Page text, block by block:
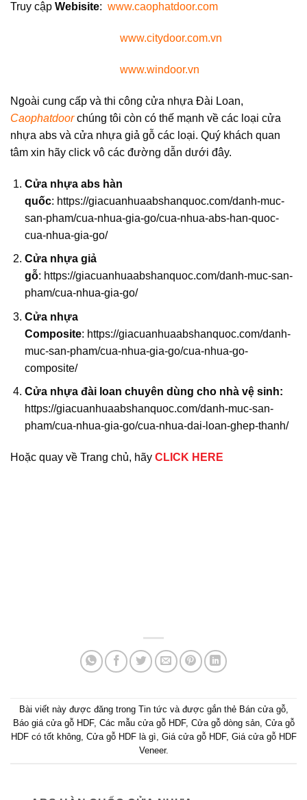
Truy cập Webisite: www.caophatdoor.com
www.citydoor.com.vn
www.windoor.vn
Ngoài cung cấp và thi công cửa nhựa Đài Loan,
Caophatdoor chúng tôi còn có thế mạnh về các loại cửa
nhựa abs và cửa nhựa giả gỗ các loại. Quý khách quan
tâm xin hãy click vô các đường dẫn dưới đây.
Cửa nhựa abs hàn
quốc: https://giacuanhuaabshanquoc.com/danh-muc-
san-pham/cua-nhua-gia-go/cua-nhua-abs-han-quoc-
cua-nhua-gia-go/
Cửa nhựa giả
gỗ: https://giacuanhuaabshanquoc.com/danh-muc-san-
pham/cua-nhua-gia-go/
Cửa nhựa
Composite: https://giacuanhuaabshanquoc.com/danh-
muc-san-pham/cua-nhua-gia-go/cua-nhua-go-
composite/
Cửa nhựa đài loan chuyên dùng cho nhà vệ sinh:
https://giacuanhuaabshanquoc.com/danh-muc-san-
pham/cua-nhua-gia-go/cua-nhua-dai-loan-ghep-thanh/
Hoặc quay về Trang chủ, hãy CLICK HERE
Bài viết này được đăng trong Tin tức và được gắn thẻ Bán cửa gỗ,
Báo giá cửa gỗ HDF, Các mẫu cửa gỗ HDF, Cửa gỗ dòng sản, Cửa gỗ
HDF có tốt không, Cửa gỗ HDF là gì, Giá cửa gỗ HDF, Giá cửa gỗ HDF
Veneer.